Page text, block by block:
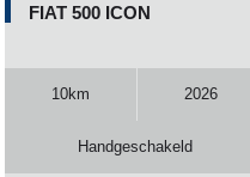
FIAT 500 ICON
10km 2026
Handgeschakeld